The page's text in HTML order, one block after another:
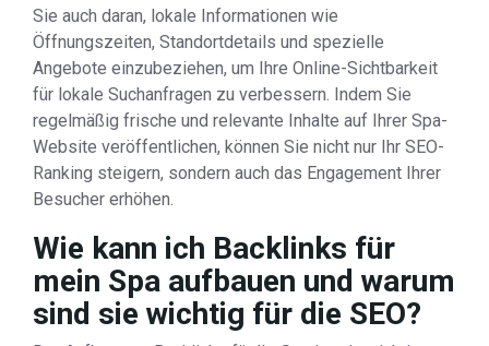
Sie auch daran, lokale Informationen wie
Öffnungszeiten, Standortdetails und spezielle
Angebote einzubeziehen, um Ihre Online-Sichtbarkeit
für lokale Suchanfragen zu verbessern. Indem Sie
regelmäßig frische und relevante Inhalte auf Ihrer Spa-
Website veröffentlichen, können Sie nicht nur Ihr SEO-
Ranking steigern, sondern auch das Engagement Ihrer
Besucher erhöhen.
Wie kann ich Backlinks für
mein Spa aufbauen und warum
sind sie wichtig für die SEO?